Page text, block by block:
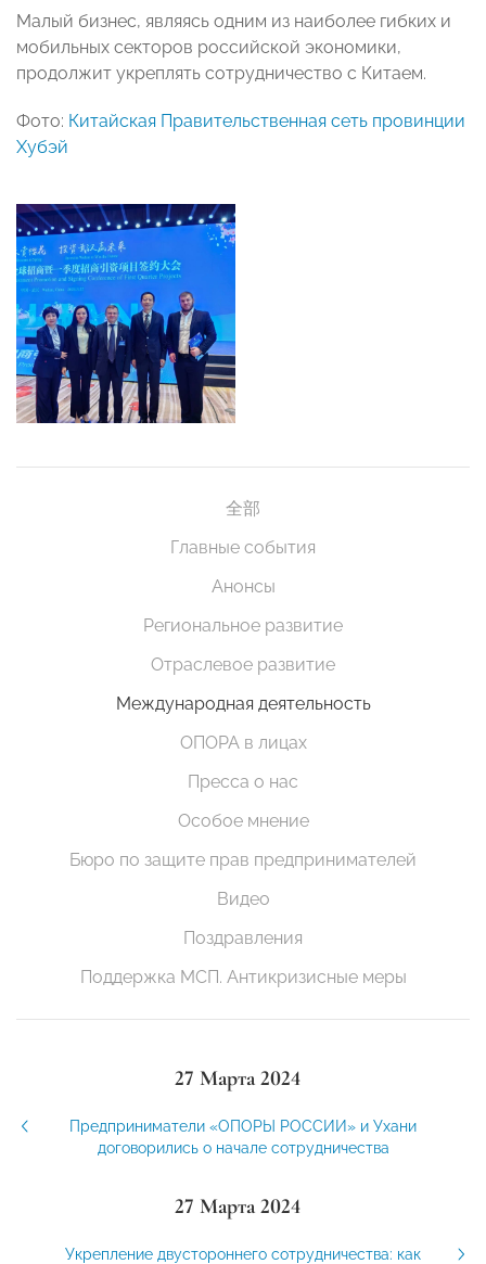
Малый бизнес, являясь одним из наиболее гибких и
мобильных секторов российской экономики,
продолжит укреплять сотрудничество с Китаем.
Фото: Китайская Правительственная сеть провинции
Хубэй
全部
Главные события
Анонсы
Региональное развитие
Отраслевое развитие
Международная деятельность
ОПОРА в лицах
Пресса о нас
Особое мнение
Бюро по защите прав предпринимателей
Видео
Поздравления
Поддержка МСП. Антикризисные меры
27 Марта 2024
Предприниматели «ОПОРЫ РОССИИ» и Ухани
договорились о начале сотрудничества
27 Марта 2024
Укрепление двустороннего сотрудничества: как